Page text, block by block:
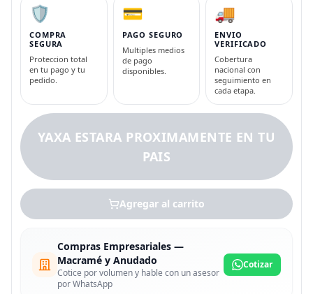
🛡️
COMPRA
SEGURA
Proteccion total
en tu pago y tu
pedido.
💳
PAGO SEGURO
Multiples medios
de pago
disponibles.
🚚
ENVIO
VERIFICADO
Cobertura
nacional con
seguimiento en
cada etapa.
YAXA ESTARA PROXIMAMENTE EN TU
PAIS
Agregar al carrito
Compras Empresariales —
Macramé y Anudado
Cotice por volumen y hable con un asesor
por WhatsApp
Cotizar